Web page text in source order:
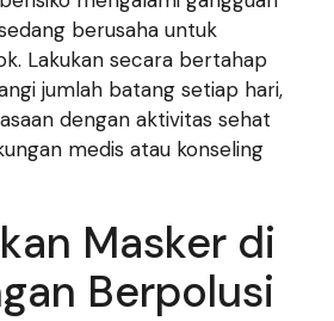
berusaha untuk
Lakukan secara bertahap
jumlah batang setiap hari,
dengan aktivitas sehat
medis atau konseling
Masker di
Berpolusi